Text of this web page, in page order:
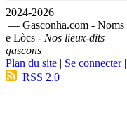
2024-2026
— Gasconha.com - Noms
e Lòcs - Nos lieux-dits
gascons
Plan du site | Se connecter|
RSS 2.0